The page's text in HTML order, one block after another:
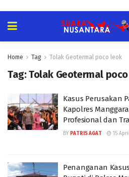
Home Tag Tolak Geotermal poco leok
Tag:Tolak Geotermal
Kasus Perusakan
Kapolres
Profesional dan
BY PATRIS AGAT 15
Penanganan